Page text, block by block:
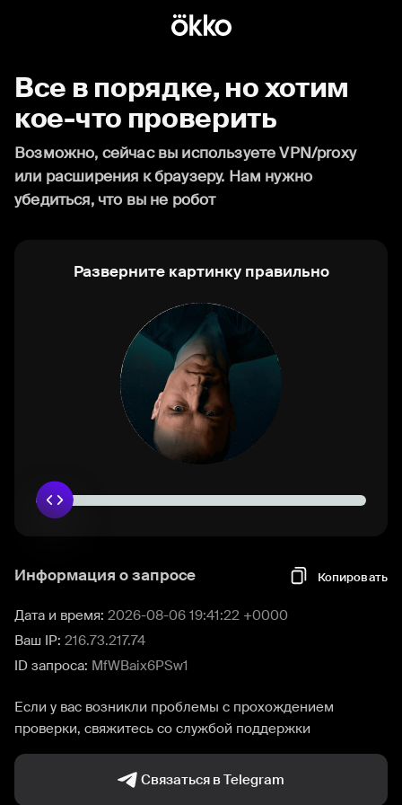
Все в порядке, но хотим
кое-что проверить
Возможно, сейчас вы используете VPN/proxy
или расширения к браузеру. Нам нужно
убедиться, что вы не робот
Разверните картинку правильно
Информация о запросе Копировать
Дата и время: 2026-08-06 19:41:22 +0000
Ваш IP: 216.73.217.74
ID запроса: MfWBaix6PSw1
Если у вас возникли проблемы с прохождением
проверки, свяжитесь со службой поддержки
Связаться в Telegram